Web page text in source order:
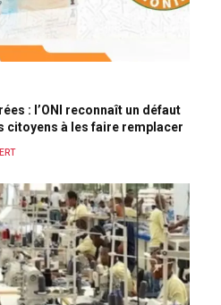
: l’ONI reconnaît un défaut
citoyens à les faire remplacer